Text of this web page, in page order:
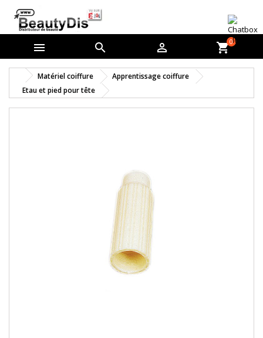
   shopping_cart0
Matériel coiffure
Apprentissage coiffure
Etau et pied pour tête